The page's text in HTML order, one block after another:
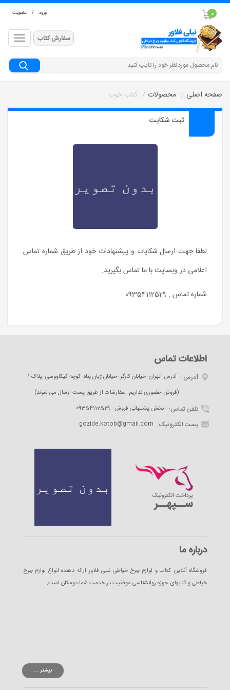
ورود / عضویت 0
سفارش کتاب
جستجو
صفحه اصلی محصولات کتاب خوب
ثبت شکایت
لطفا جهت ارسال شکایات و پیشنهادات خود از طریق شماره تماس
اعلامی در وبسایت با ما تماس بگیرید.
شماره تماس : 09354112529
اطلاعات تماس
آدرس :
آدرس: تهران- خیابان کارگر- خیابان ژیان پناه- کوچه کیکاووسی- پلاک 1
(فروش حضوری نداریم. سفارشات از طریق پست ارسال می شوند)
تلفن تماس: 09354112529 : بخش پشتیبانی فروش.
پست الکترونیک: gozide.kotob@gmail.com
درباره ما
فروشگاه آنلاین کتاب و لوازم چرخ خیاطی نیلی فلاور ارائه دهنده انواع لوازم چرخ
خیاطی و کتابهای حوزه روانشناسی موفقیت در خدمت شما دوستان است.
بیشتر ...